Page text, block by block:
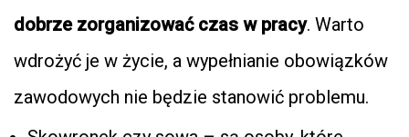
dobrze zorganizować czas w pracy. Warto
wdrożyć je w życie, a wypełnianie obowiązków
zawodowych nie będzie stanowić problemu.